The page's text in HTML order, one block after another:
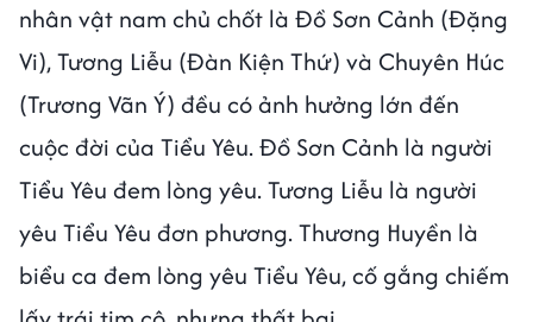
nhân vật nam chủ chốt là Đồ Sơn Cảnh (Đặng
Vi), Tương Liễu (Đàn Kiện Thứ) và Chuyên Húc
(Trương Vãn Ý) đều có ảnh hưởng lớn đến
cuộc đời của Tiểu Yêu. Đồ Sơn Cảnh là người
Tiểu Yêu đem lòng yêu. Tương Liễu là người
yêu Tiểu Yêu đơn phương. Thương Huyền là
biểu ca đem lòng yêu Tiểu Yêu, cố gắng chiếm